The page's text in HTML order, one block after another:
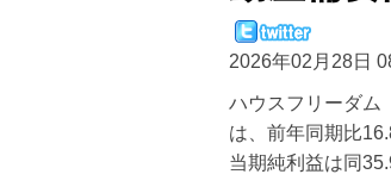
2026年02月28日
ハウスフリーダム
は、前年同期比
当期純利益は同